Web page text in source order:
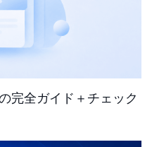
完全ガイド＋チェック